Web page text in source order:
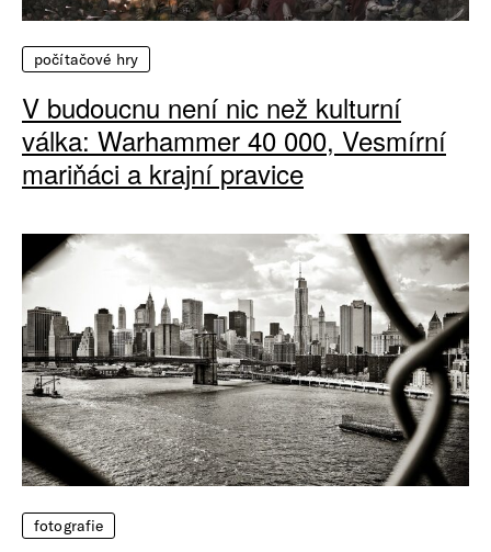
počítačové hry
V budoucnu není nic než kulturní
válka: Warhammer 40 000, Vesmírní
mariňáci a krajní pravice
fotografie